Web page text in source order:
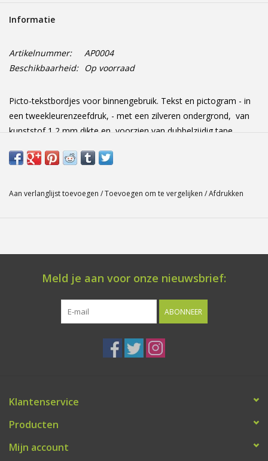
Informatie
Artikelnummer:
AP0004
Beschikbaarheid: Op voorraad
Picto-tekstbordjes voor binnengebruik. Tekst en pictogram - in
een tweekleurenzeefdruk, - met een zilveren ondergrond, van
kunststof 1,2 mm dikte en voorzien van dubbelzijdig tape
Aan verlanglijst toevoegen /Toevoegen om te vergelijken /Afdrukken
Meld je aan voor onze nieuwsbrief:
ABONNEER
Klantenservice
Producten
Mijn account